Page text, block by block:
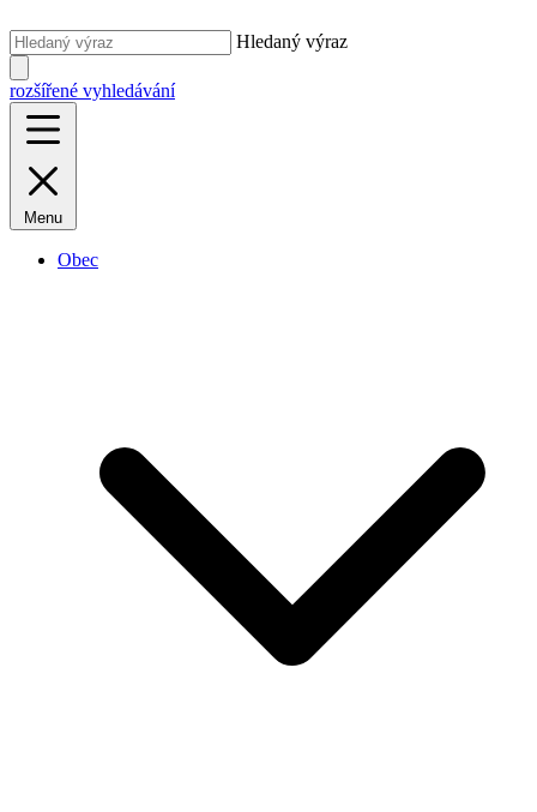
Hledaný výraz
rozšířené vyhledávání
Menu
Obec